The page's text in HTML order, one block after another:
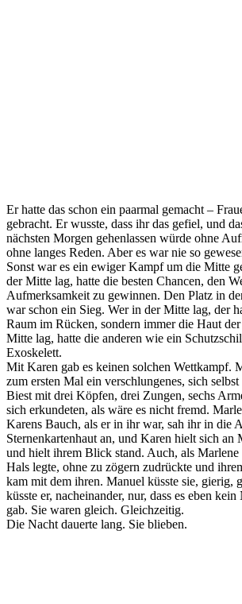
Er hatte das schon ein paarmal gemacht –
gebracht. Er wusste, dass ihr das gefiel, und
nächsten Morgen gehenlassen würde ohne
ohne langes Reden. Aber es war nie so
Sonst war es ein ewiger Kampf um die Mitte
der Mitte lag, hatte die besten Chancen, den
Aufmerksamkeit zu gewinnen. Den Platz in
war schon ein Sieg. Wer in der Mitte lag, der
Raum im Rücken, sondern immer die Haut
Mitte lag, hatte die anderen wie ein
Exoskelett.
Mit Karen gab es keinen solchen Wettkampf.
zum ersten Mal ein verschlungenes, sich
Biest mit drei Köpfen, drei Zungen, sechs
sich erkundeten, als wäre es nicht fremd.
Karens Bauch, als er in ihr war, sah ihr in die
Sternenkartenhaut an, und Karen hielt sich an
und hielt ihrem Blick stand. Auch, als
Hals legte, ohne zu zögern zudrückte und
kam mit dem ihren. Manuel küsste sie, gierig,
küsste er, nacheinander, nur, dass es eben
gab. Sie waren gleich. Gleichzeitig.
Die Nacht dauerte lang. Sie blieben.